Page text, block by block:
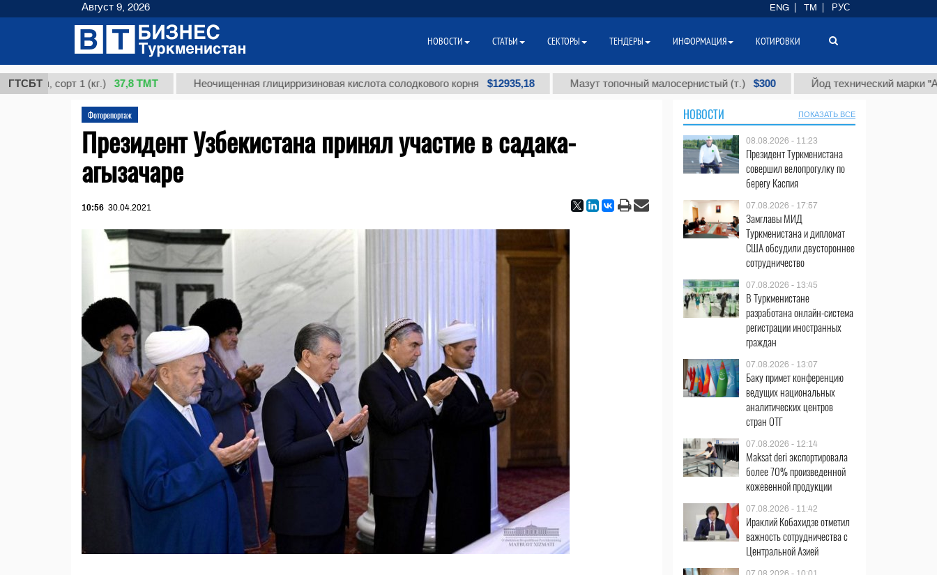
ГТСБТ
сорт 1 (кг.) 37,8 ТМТ Неочищенная глицирризиновая кислота солодкового корня $12935,18 Мазут топочный малосернистый (т.) $300 Йод технический марки "А" (т.)
Фоторепортаж
Президент Узбекистана принял участие в садака-
агызачаре
10:56 30.04.2021
НОВОСТИ ПОКАЗАТЬ ВСЕ
08.08.2026 - 11:23
Президент Туркменистана
совершил велопрогулку по
берегу Каспия
07.08.2026 - 17:57
Замглавы МИД
Туркменистана и дипломат
США обсудили двустороннее
сотрудничество
07.08.2026 - 13:45
В Туркменистане
разработана онлайн-система
регистрации иностранных
граждан
07.08.2026 - 13:07
Баку примет конференцию
ведущих национальных
аналитических центров
стран ОТГ
07.08.2026 - 12:14
Maksat deri экспортировала
более 70% произведенной
кожевенной продукции
07.08.2026 - 11:42
Ираклий Кобахидзе отметил
важность сотрудничества с
Центральной Азией
Август 9, 2026 ENG TM РУС
НОВОСТИ СТАТЬИ СЕКТОРЫ ТЕНДЕРЫ ИНФОРМАЦИЯ КОТИРОВКИ